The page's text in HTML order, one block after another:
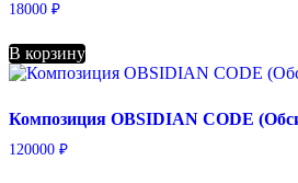
18000 ₽
В корзину
Композиция OBSIDIAN CODE
120000 ₽